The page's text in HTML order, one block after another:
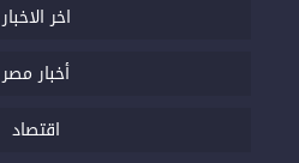
اخر الاخبار
أخبار مصر
اقتصاد